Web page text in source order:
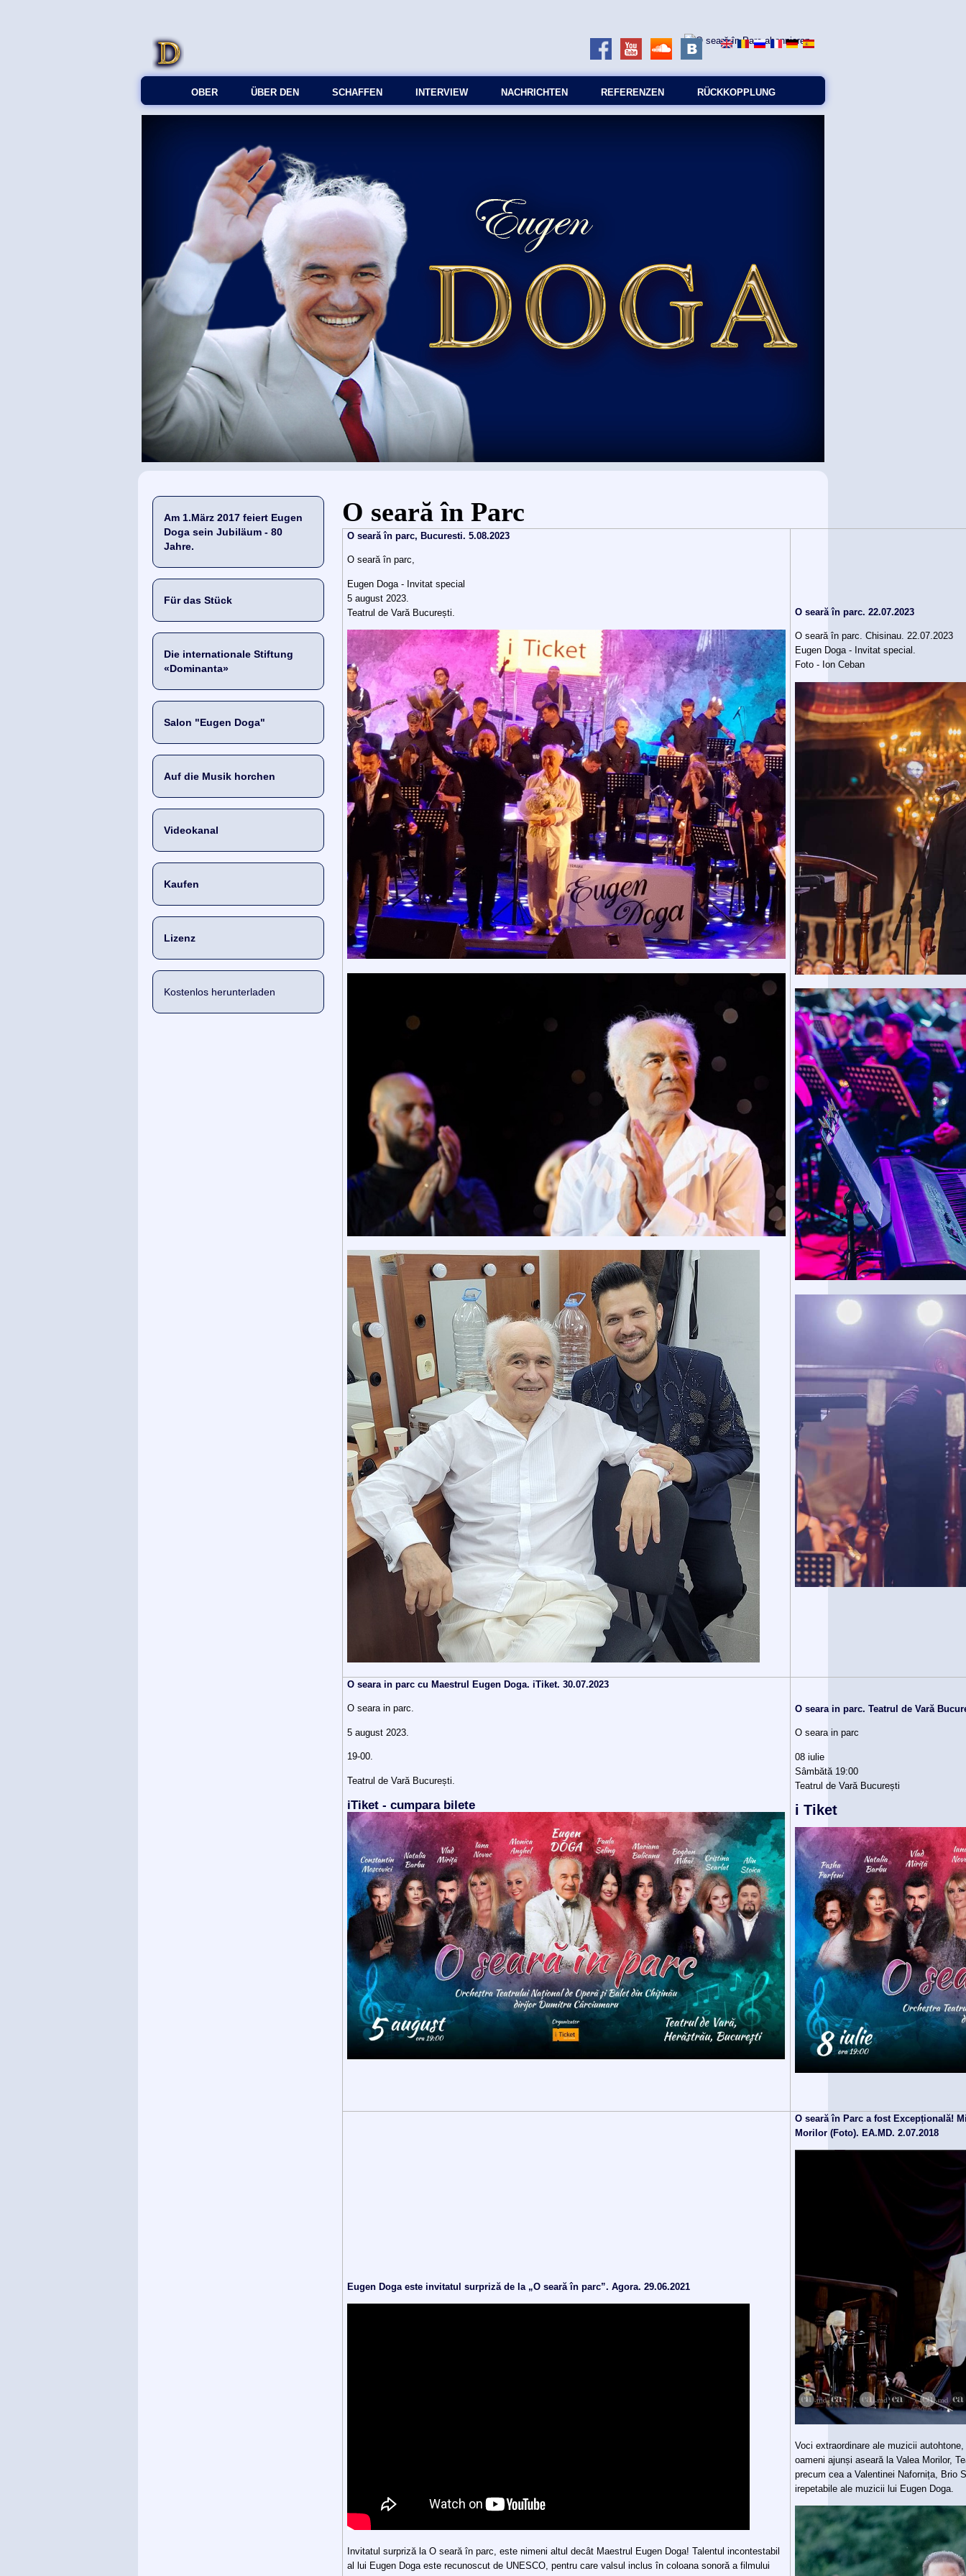
OBER ÜBER DEN SCHAFFEN INTERVIEW NACHRICHTEN REFERENZEN RÜCKKOPPLUNG
Am 1.März 2017 feiert Eugen
Doga sein Jubiläum - 80
Jahre.
Für das Stück
Die internationale Stiftung
«Dominanta»
Salon "Eugen Doga"
Auf die Musik horchen
Videokanal
Kaufen
Lizenz
Kostenlos herunterladen
Sie sind hier
O seară în Parc
O seară în parc, Bucuresti. 5.08.2023
O seară în parc,
Eugen Doga - Invitat special
5 august 2023.
Teatrul de Vară București.
O seară în parc. 22.07.2023
O seară în parc. Chisinau. 22.07.2023
Eugen Doga - Invitat special.
Foto - Ion Ceban
O seara in parc cu Maestrul Eugen Doga. iTiket. 30.07.2023
O seara in parc.
5 august 2023.
19-00.
Teatrul de Vară București.
iTiket - cumpara bilete
O seara in parc. Teatrul de Vară
O seara in parc
08 iulie
Sâmbătă 19:00
Teatrul de Vară București
i Tiket
Eugen Doga este invitatul surpriză de la „O seară în parc”. Agora. 29.06.2021
Invitatul surpriză la O seară în parc, este nimeni altul decât Maestrul Eugen Doga! Talentul incontestabil
al lui Eugen Doga este recunoscut de UNESCO, pentru care valsul inclus în coloana sonoră a filmului
O seară în Parc a fost Excepțională!
Morilor (Foto). EA.MD. 2.07.2018
Voci extraordinare ale muzicii
oameni ajunși aseară la Valea Morilor,
precum cea a Valentinei Nafornița, Brio
irepetabile ale muzicii lui Eugen Doga.